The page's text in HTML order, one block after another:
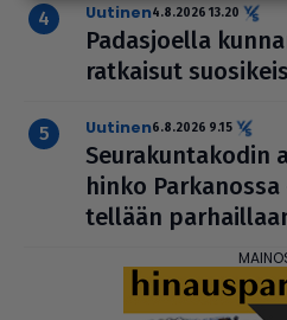
uutinen4.8.2026 13.20
Padas­jo­ella
ratkaisut
uutinen6.8.2026 9.15
Seu­ra­kun­ta­ko­din
hinko
tel­lään